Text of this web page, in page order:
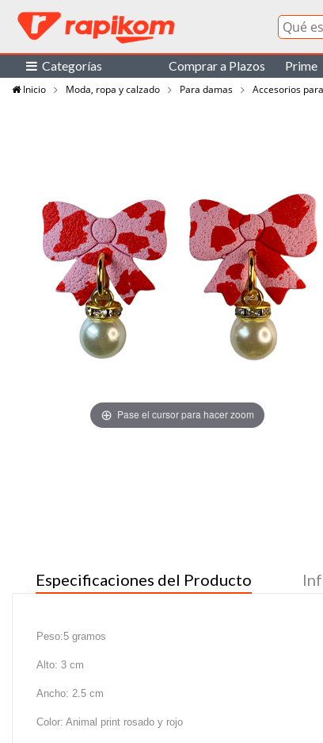
Categorías Comprar a Plazos Prime
Inicio Moda, ropa y calzado Para damas Accesorios
Pase el cursor para hacer zoom
Especificaciones del Producto
Peso:5 gramos
Alto: 3 cm
Ancho: 2.5 cm
Color: Animal print rosado y rojo